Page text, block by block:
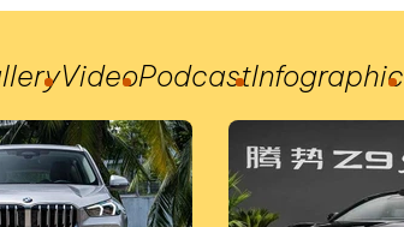
VideoPodcastInfographic